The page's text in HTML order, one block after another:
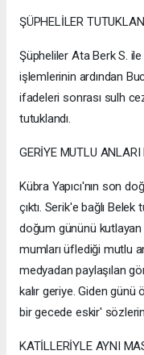
ŞÜPHELİLER
Şüpheliler Ata Berk S.
işlemlerinin ardından
ifadeleri sonrası sulh
tutuklandı.
GERİYE MUTLU ANLARI
Kübra Yapıcı'nın son
çıktı. Serik'e bağlı
doğum gününü kutlayan
mumları üflediği mutlu
medyadan paylaşılan
kalır geriye. Giden
bir gecede eskir'
KATİLLERİYLE AYNI